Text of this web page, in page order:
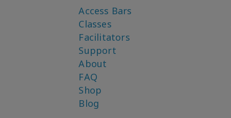
Access Bars
Classes
Facilitators
Support
About
FAQ
Shop
Blog